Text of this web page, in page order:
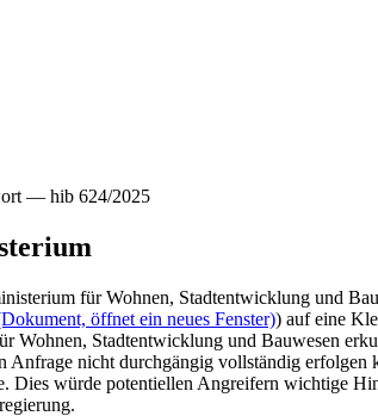
— hib 624/2025
für Wohnen, Stadtentwicklung und
öffnet ein neues Fenster)) auf eine
Wohnen, Stadtentwicklung und Bauwesen
nicht durchgängig vollständig
würde potentiellen Angreifern wichtige